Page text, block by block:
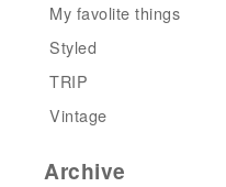
My favolite things
Styled
TRIP
Vintage
Archive